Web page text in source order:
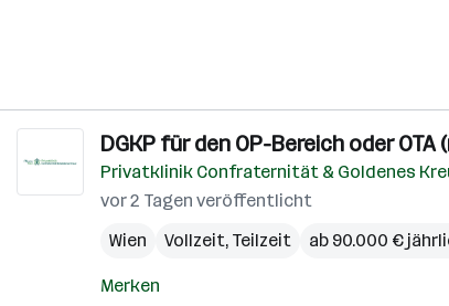
DGKP für den OP-Bereich oder OTA
Privatklinik Confraternität & Goldenes
vor 2 Tagen veröffentlicht
Wien
Vollzeit, Teilzeit ab 90.000 €
Merken